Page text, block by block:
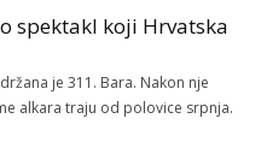
spektakl koji Hrvatska
je 311. Bara. Nakon nje
alkara traju od polovice srpnja.